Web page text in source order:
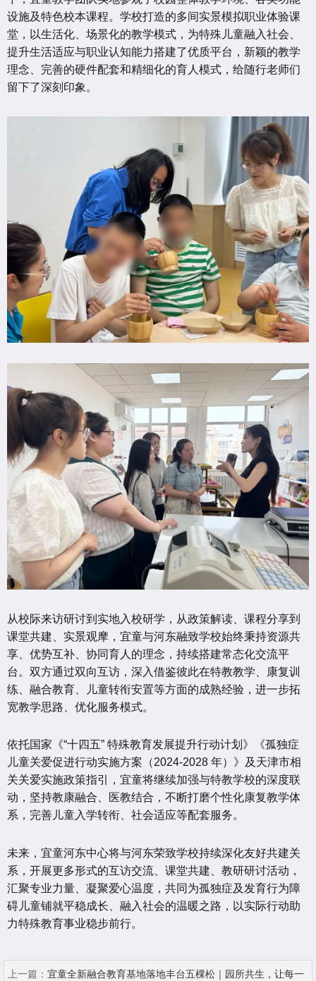
设施及特色校本课程。学校打造的多间实景模拟职业体验课
堂，以生活化、场景化的教学模式，为特殊儿童融入社会、
提升生活适应与职业认知能力搭建了优质平台，新颖的教学
理念、完善的硬件配套和精细化的育人模式，给随行老师们
留下了深刻印象。
从校际来访研讨到实地入校研学，从政策解读、课程分享到
课堂共建、实景观摩，宜童与河东融致学校始终秉持资源共
享、优势互补、协同育人的理念，持续搭建常态化交流平
台。双方通过双向互访，深入借鉴彼此在特教教学、康复训
练、融合教育、儿童转衔安置等方面的成熟经验，进一步拓
宽教学思路、优化服务模式。
依托国家《“十四五” 特殊教育发展提升行动计划》《孤独症
儿童关爱促进行动实施方案（2024-2028 年）》及天津市相
关关爱实施政策指引，宜童将继续加强与特教学校的深度联
动，坚持教康融合、医教结合，不断打磨个性化康复教学体
系，完善儿童入学转衔、社会适应等配套服务。
未来，宜童河东中心将与河东荣致学校持续深化友好共建关
系，开展更多形式的互访交流、课堂共建、教研研讨活动，
汇聚专业力量、凝聚爱心温度，共同为孤独症及发育行为障
碍儿童铺就平稳成长、融入社会的温暖之路，以实际行动助
力特殊教育事业稳步前行。
上一篇： 宜童全新融合教育基地落地丰台五棵松｜园所共生，让每一